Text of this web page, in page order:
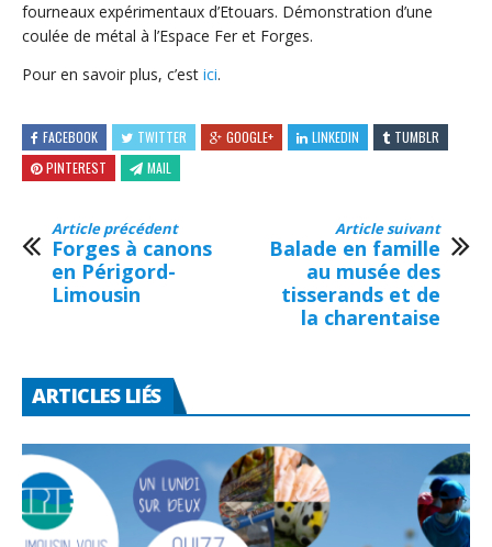
fourneaux expérimentaux d’Etouars. Démonstration d’une
coulée de métal à l’Espace Fer et Forges.
Pour en savoir plus, c’est ici.
FACEBOOK TWITTER GOOGLE+ LINKEDIN
TUMBLR
PINTEREST
MAIL
Article précédent
Forges à canons
en Périgord-
Limousin
Article suivant
Balade en famille
au musée des
tisserands et de
la charentaise
ARTICLES LIÉS